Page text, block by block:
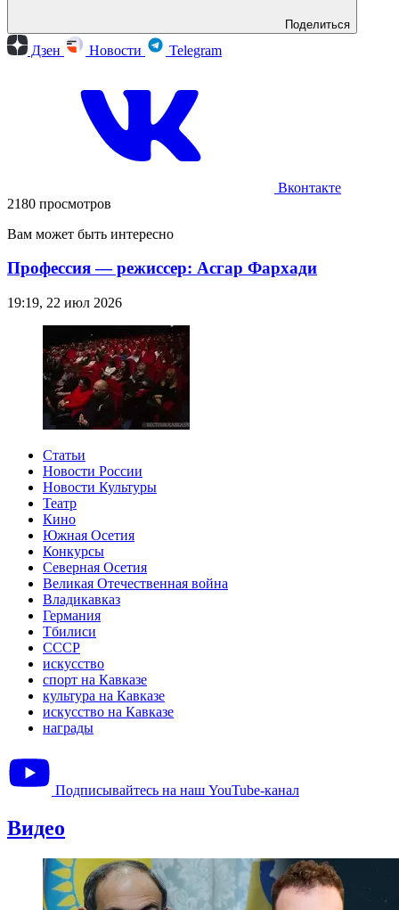
Поделиться
Дзен Новости Telegram
Вконтакте
2180 просмотров
Вам может быть интересно
Профессия — режиссер: Асгар Фархади
19:19, 22 июл 2026
Статьи
Новости России
Новости Культуры
Театр
Кино
Южная Осетия
Конкурсы
Северная Осетия
Великая Отечественная война
Владикавказ
Германия
Тбилиси
СССР
искусство
спорт на Кавказе
культура на Кавказе
искусство на Кавказе
награды
Подписывайтесь на наш YouTube-канал
Видео